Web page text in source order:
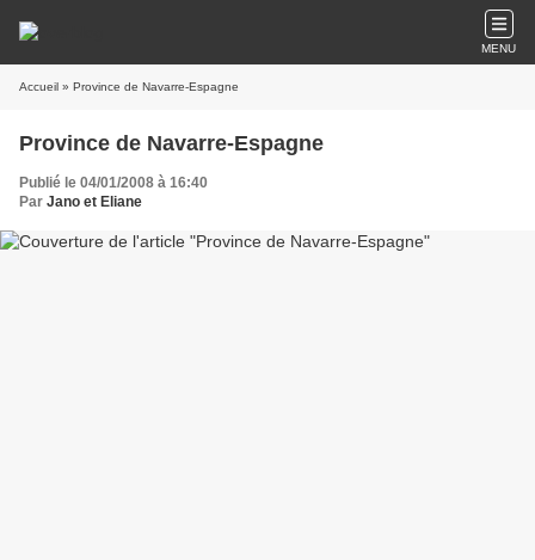
MENU
Accueil » Province de Navarre-Espagne
Province de Navarre-Espagne
Publié le 04/01/2008 à 16:40
Par Jano et Eliane